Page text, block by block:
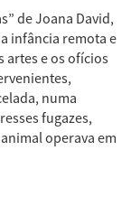
de Joana David,
infância remota e
artes e os ofícios
numa
fugazes,
operava em